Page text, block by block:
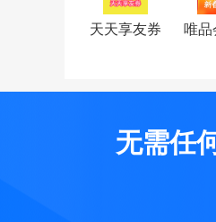
天天享友券 唯品
无需任